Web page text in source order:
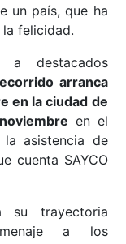
un país, que ha
felicidad.
a destacados
arranca
en la ciudad de
en el
asistencia de
cuenta SAYCO
su trayectoria
a los